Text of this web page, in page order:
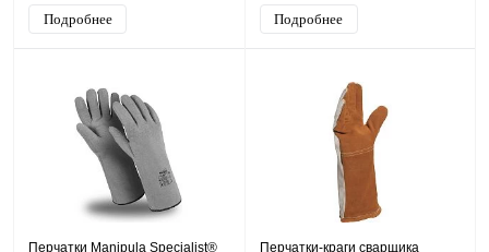
Подробнее Подробнее
Перчатки Manipula Specialist®
Перчатки-краги сварщика